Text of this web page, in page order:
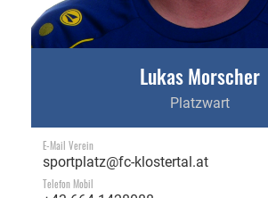
Lukas Morscher
Platzwart
E-Mail Verein
sportplatz@fc-klostertal.at
Telefon Mobil